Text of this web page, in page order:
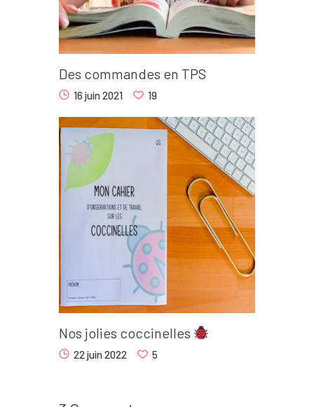
Des commandes en TPS
16 juin 2021 19
Nos jolies coccinelles
22 juin 2022 5